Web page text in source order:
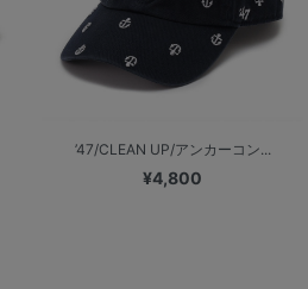
’47/CLEAN UP/アンカーコン...
¥4,800